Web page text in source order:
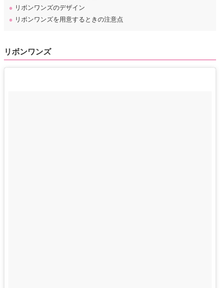
● リボンワンズのデザイン
● リボンワンズを用意するときの注意点
リボンワンズ